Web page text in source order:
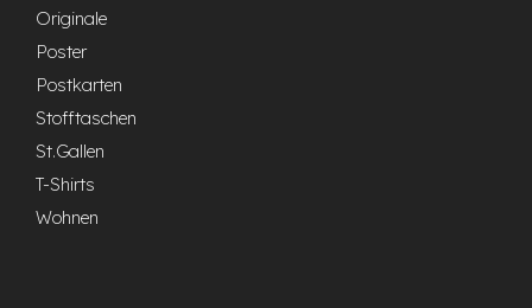
Originale
Poster
Postkarten
Stofftaschen
St.Gallen
T-Shirts
Wohnen